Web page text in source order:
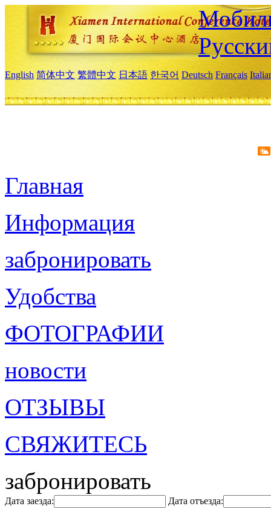
English 简体中文 繁體中文 日本語 한국어 Deutsch Français
Главная
Информация
забронировать
Удобства
ФОТОГРАФИИ
новости
ОТЗЫВЫ
СВЯЖИТЕСЬ
забронировать
Дата заезда: Дата отъезда: